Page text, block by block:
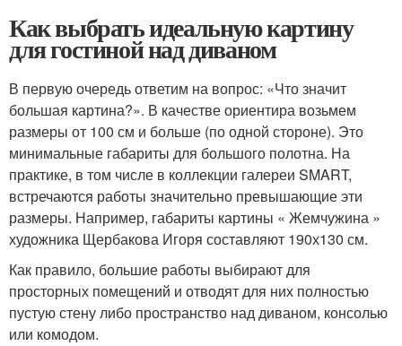
Как выбрать идеальную картину
для гостиной над диваном
В первую очередь ответим на вопрос: «Что значит
большая картина?». В качестве ориентира возьмем
размеры от 100 см и больше (по одной стороне). Это
минимальные габариты для большого полотна. На
практике, в том числе в коллекции галереи SMART,
встречаются работы значительно превышающие эти
размеры. Например, габариты картины « Жемчужина »
художника Щербакова Игоря составляют 190х130 см.
Как правило, большие работы выбирают для
просторных помещений и отводят для них полностью
пустую стену либо пространство над диваном, консолью
или комодом.